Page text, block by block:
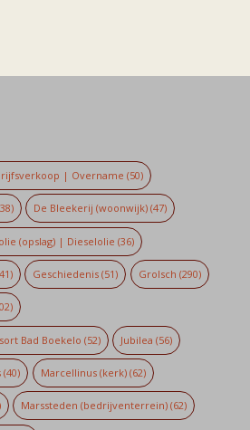
| Overname (50)
De Bleekerij (woonwijk) (47)
(opslag) | Dieselolie (36)
Geschiedenis (51) Grolsch (290)
Bad Boekelo (52) Jubilea (56)
(40) Marcellinus (kerk)(62)
Marssteden (bedrijventerrein) (62)